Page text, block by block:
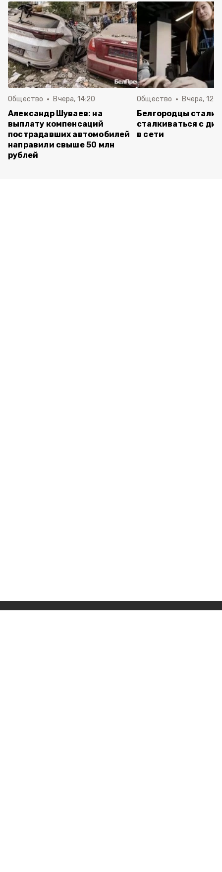
Общество Вчера, 14:20
Александр Шуваев: на
выплату компенсаций
пострадавших автомобилей
направили свыше 50 млн
рублей
Общество Вчера,
Белгородцы стали
сталкиваться с
в сети